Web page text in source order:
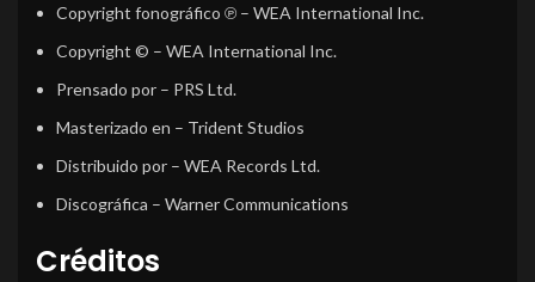
Copyright fonográfico ℗ – WEA International Inc.
Copyright © – WEA International Inc.
Prensado por – PRS Ltd.
Masterizado en – Trident Studios
Distribuido por – WEA Records Ltd.
Discográfica – Warner Communications
Créditos